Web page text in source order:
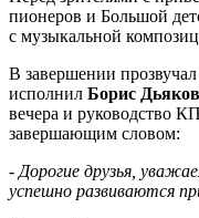
пионеров и Большой
с музыкальной
В завершении
исполнил Борис Дьяков
вечера и руководство
завершающим словом:
-Дорогие друзья,
успешно развиваются